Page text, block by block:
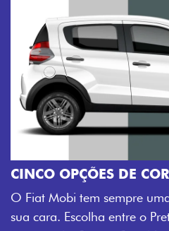
CINCO OPÇÕES DE
O Fiat Mobi tem sempre
sua cara. Escolha entre o